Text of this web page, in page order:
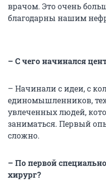
врачом. Это очень
благодарны нашим
– С чего начинался
– Начинали с идеи, с
единомышленников,
увлеченных людей,
заниматься. Первый
сложно.
– По первой
хирург?